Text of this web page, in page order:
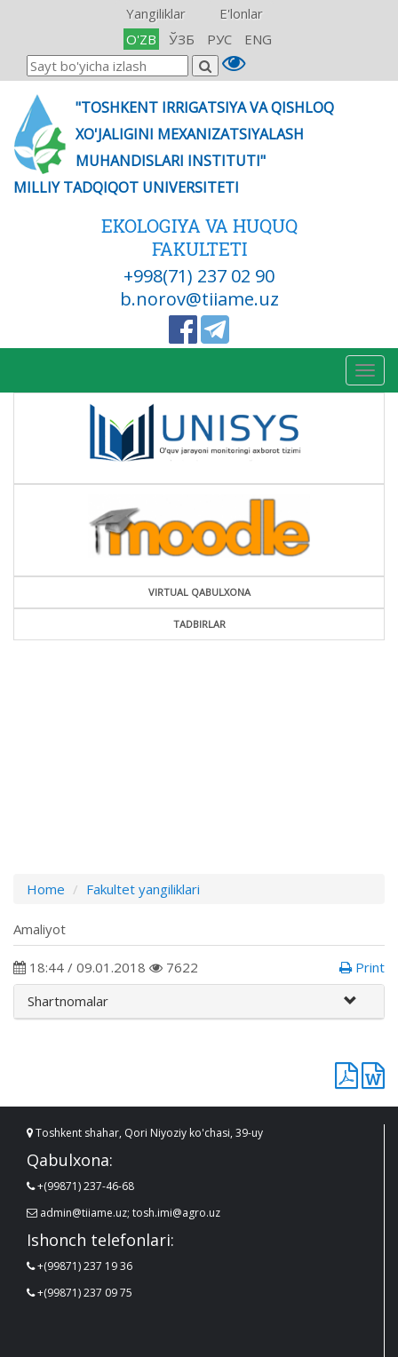
Yangiliklar
E'lonlar
O'ZB
ЎЗБ РУС ENG
"TOSHKENT IRRIGATSIYA VA QISHLOQ
XO'JALIGINI MEXANIZATSIYALASH
MUHANDISLARI INSTITUTI"
MILLIY TADQIQOT UNIVERSITETI
EKOLOGIYA VA HUQUQ
FAKULTETI
+998(71) 237 02 90
b.norov@tiiame.uz
VIRTUAL QABULXONA
TADBIRLAR
Home Fakultet yangiliklari
Amaliyot
18:44 / 09.01.2018 7622
Print
Shartnomalar
Toshkent shahar, Qori Niyoziy ko'chasi, 39-uy
Qabulxona:
+(99871) 237-46-68
admin@tiiame.uz; tosh.imi@agro.uz
Ishonch telefonlari:
+(99871) 237 19 36
+(99871) 237 09 75